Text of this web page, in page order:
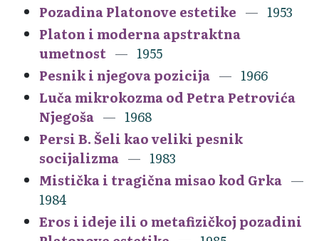
Pozadina Platonove estetike
1953
Platon i moderna apstraktna
umetnost
1955
Pesnik i njegova pozicija
1966
Luča mikrokozma od Petra Petrovića
Njegoša
1968
Persi B. Šeli kao veliki pesnik
socijalizma
1983
Mistička i tragična misao kod Grka
1984
Eros i ideje ili o metafizičkoj pozadini